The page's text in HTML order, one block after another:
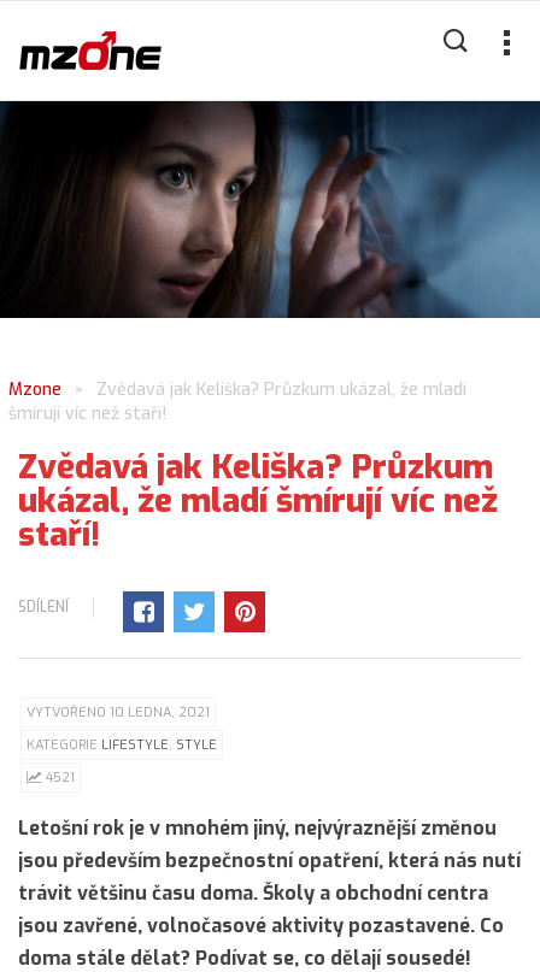
Mzone >
Zvědavá jak Keliška? Průzkum ukázal, že mladí
šmírují víc než staří!
Zvědavá jak Keliška? Průzkum
ukázal, že mladí šmírují víc než
staří!
SDÍLENÍ
VYTVOŘENO 10 LEDNA, 2021
KATEGORIE LIFESTYLE, STYLE
4521
Letošní rok je v mnohém jiný, nejvýraznější změnou
jsou především bezpečnostní opatření, která nás nutí
trávit většinu času doma. Školy a obchodní centra
jsou zavřené, volnočasové aktivity pozastavené. Co
doma stále dělat? Podívat se, co dělají sousedé!